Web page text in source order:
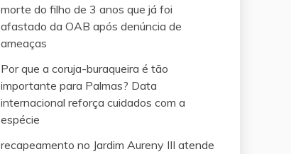
morte do filho de 3 anos que já foi
afastado da OAB após denúncia de
ameaças
Por que a coruja-buraqueira é tão
importante para Palmas? Data
internacional reforça cuidados com a
espécie
recapeamento no Jardim Aureny III atende